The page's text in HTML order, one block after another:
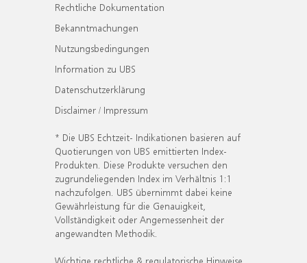
Rechtliche Dokumentation
Bekanntmachungen
Nutzungsbedingungen
Information zu UBS
Datenschutzerklärung
Disclaimer / Impressum
* Die UBS Echtzeit- Indikationen basieren auf
Quotierungen von UBS emittierten Index-
Produkten. Diese Produkte versuchen den
zugrundeliegenden Index im Verhältnis 1:1
nachzufolgen. UBS übernimmt dabei keine
Gewährleistung für die Genauigkeit,
Vollständigkeit oder Angemessenheit der
angewandten Methodik.